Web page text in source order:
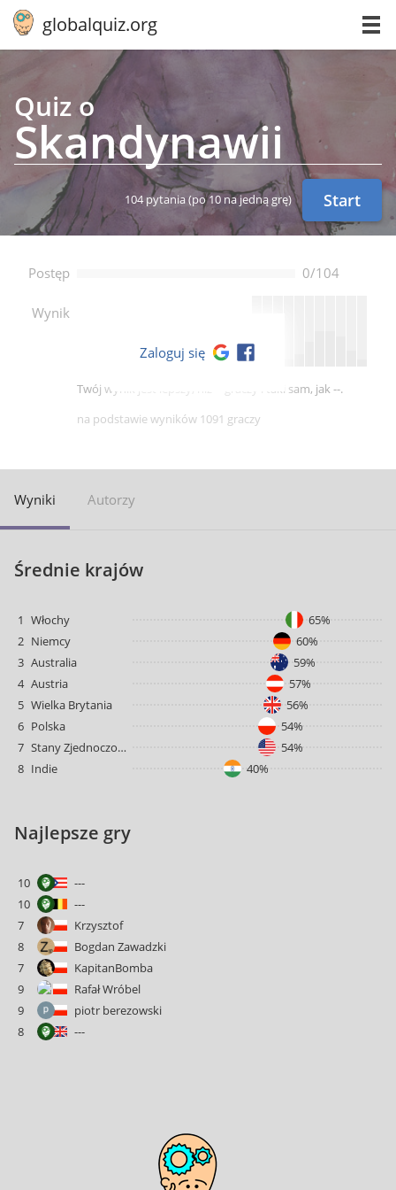
globalquiz.org
Quiz o
Skan­dy­na­wii
104 pytania(po 10 na jedną grę) Start
Postęp 0/104
Wynik --
Twój wynik jest lepszy, niż -- graczy i taki sam, jak --.
na podstawie wyników 1091 graczy
Zaloguj się
Wyniki Autorzy
Średnie krajów
1 Włochy
65%
2 Niemcy
60%
3 Australia
59%
4 Austria
57%
5 Wielka Brytania
56%
6 Polska
54%
7
Stany Zjednoczone
54%
8 Indie 40%
Najlepsze gry
10
---
10
---
7
Krzysztof
8
Bogdan Zawadzki
7
KapitanBomba
9
Rafał Wróbel
9
piotr berezowski
8
---